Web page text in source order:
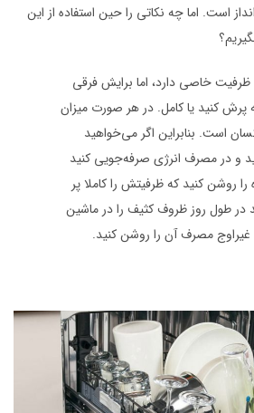
است. اما چه نکاتی را حین استفاده از این
خاصی دارد، اما برایش فرقی
پرش کنید یا کامل. در هر صورت میزان
است. بنابراین اگر می‌خواهید
و در مصرف انرژی صرفه‌جویی کنید
روشن کنید که ظرفیتش را کاملا پر
در طول روز ظروف کثیف را در ماشین
غیراوج مصرف آن را روشن کنید.